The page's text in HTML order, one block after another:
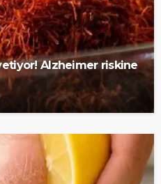
Alzheimer riskine